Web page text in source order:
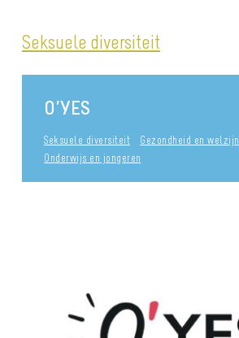
Seksuele diversiteit
O’YES
Seksuele diversiteit
Gezondheid en welzijn
Onderwijs en jongeren